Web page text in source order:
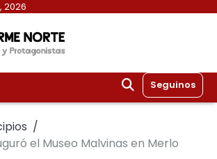
2026
Seguinos
el Museo Malvinas en Merlo